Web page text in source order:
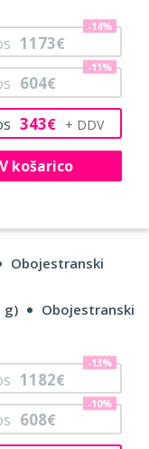
343€
604€
-11%
1173€
-14%
V košarico
Obojestranski
g)
Obojestranski
608€
-10%
1182€
-13%